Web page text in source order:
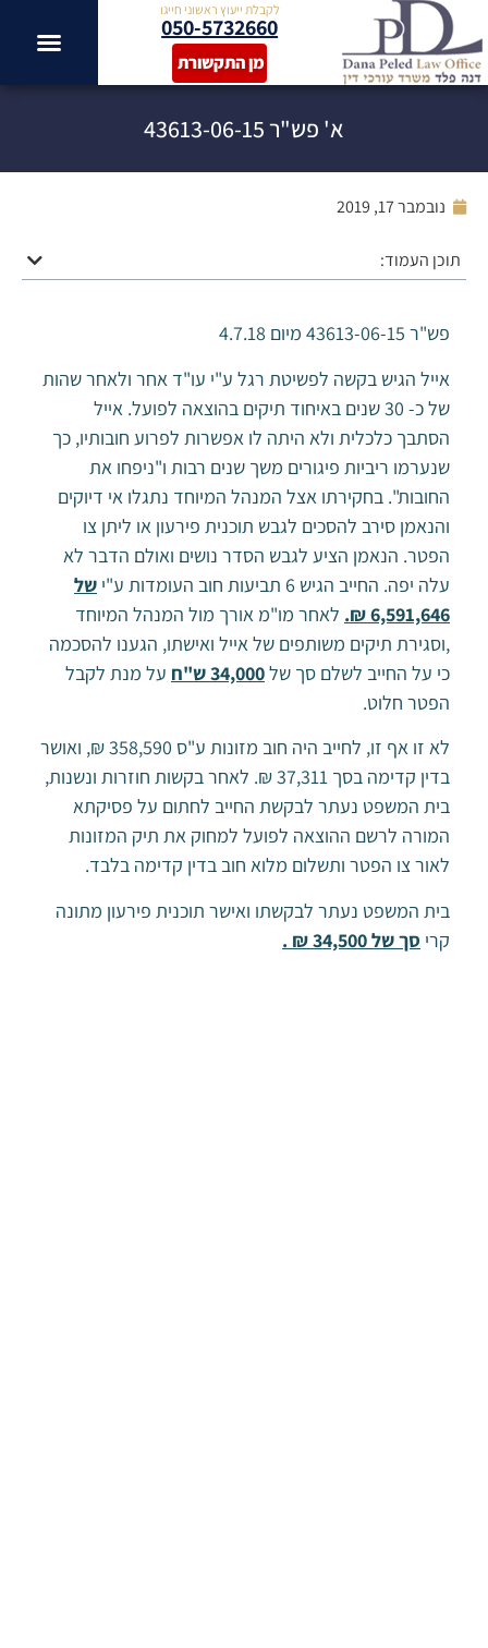
לקבלת ייעוץ ראשוני חייגו
050-5732660
מן התקשורת
א' פש"ר 43613-06-15
נובמבר 17, 2019
תוכן העמוד:
פש"ר 43613-06-15 מיום 4.7.18
אייל הגיש בקשה לפשיטת רגל ע"י עו"ד אחר ולאחר שהות
של כ- 30 שנים באיחוד תיקים בהוצאה לפועל. אייל
הסתבך כלכלית ולא היתה לו אפשרות לפרוע חובותיו, כך
שנערמו ריביות פיגורים משך שנים רבות ו"ניפחו את
החובות". בחקירתו אצל המנהל המיוחד נתגלו אי דיוקים
והנאמן סירב להסכים לגבש תוכנית פירעון או ליתן צו
הפטר. הנאמן הציע לגבש הסדר נושים ואולם הדבר לא
עלה יפה. החייב הגיש 6 תביעות חוב העומדות ע"י
של
6,591,646 ₪.
לאחר מו"מ אורך מול המנהל המיוחד
,וסגירת תיקים משותפים של אייל ואישתו, הגענו להסכמה
כי על החייב לשלם סך של34,000 ש"ח
על מנת לקבל
הפטר חלוט.
לא זו אף זו, לחייב היה חוב מזונות ע"ס 358,590 ₪, ואושר
בדין קדימה בסך 37,311 ₪. לאחר בקשות חוזרות ונשנות,
בית המשפט נעתר לבקשת החייב לחתום על פסיקתא
המורה לרשם ההוצאה לפועל למחוק את תיק המזונות
לאור צו הפטר ותשלום מלוא חוב בדין קדימה בלבד.
בית המשפט נעתר לבקשתו ואישר תוכנית פירעון מתונה
קרי סך של 34,500 ₪ .